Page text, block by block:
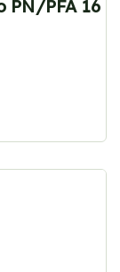
PN/PFA 16